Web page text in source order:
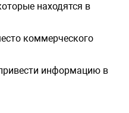
находятся в
коммерческого
информацию в